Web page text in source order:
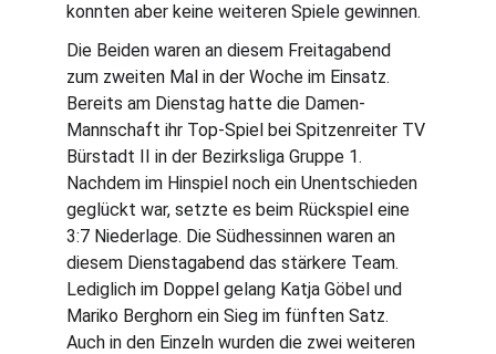
konnten aber keine weiteren Spiele gewinnen.
Die Beiden waren an diesem Freitagabend
zum zweiten Mal in der Woche im Einsatz.
Bereits am Dienstag hatte die Damen-
Mannschaft ihr Top-Spiel bei Spitzenreiter TV
Bürstadt II in der Bezirksliga Gruppe 1.
Nachdem im Hinspiel noch ein Unentschieden
geglückt war, setzte es beim Rückspiel eine
3:7 Niederlage. Die Südhessinnen waren an
diesem Dienstagabend das stärkere Team.
Lediglich im Doppel gelang Katja Göbel und
Mariko Berghorn ein Sieg im fünften Satz.
Auch in den Einzeln wurden die zwei weiteren